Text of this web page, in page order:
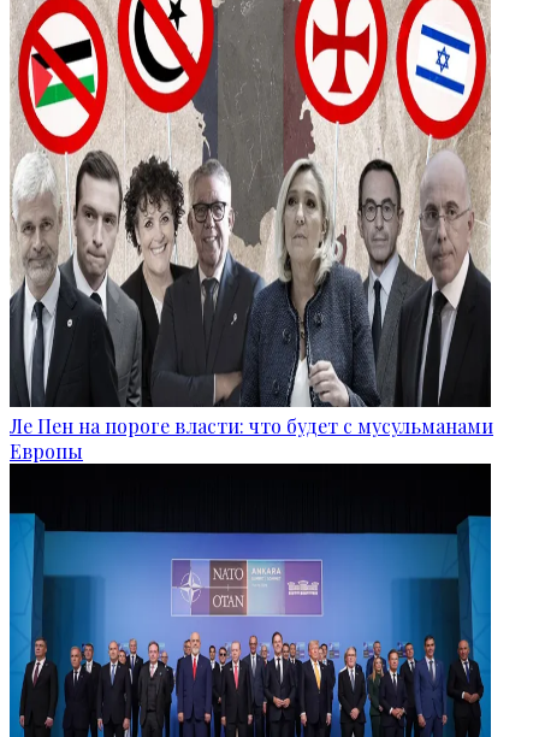
Ле Пен на пороге власти: что будет с мусульманами
Европы